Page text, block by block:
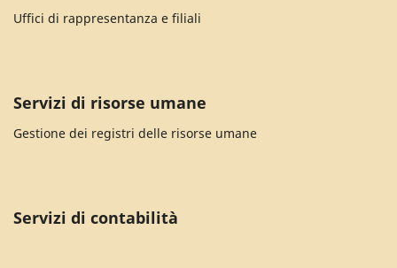
Uffici di rappresentanza e filiali
Servizi di risorse umane
Gestione dei registri delle risorse umane
Servizi di contabilità